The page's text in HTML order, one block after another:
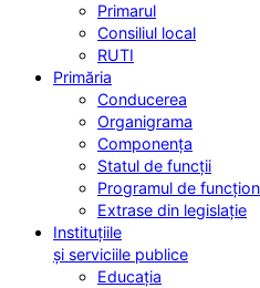
Primarul
Consiliul local
RUTI
Primăria
Conducerea
Organigrama
Componența
Statul de funcții
Programul de
Extrase din legislație
Instituțiile
și serviciile publice
Educația